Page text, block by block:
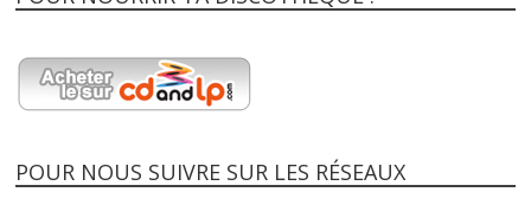
POUR NOUS SUIVRE SUR LES RÉSEAUX